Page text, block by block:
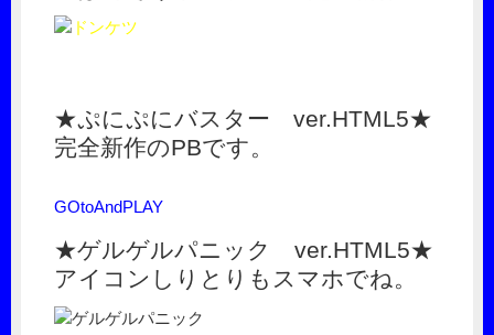
★ぷにぷにバスター ver.HTML5★
完全新作のPBです。
GOtoAndPLAY
★ゲルゲルパニック ver.HTML5★
アイコンしりとりもスマホでね。